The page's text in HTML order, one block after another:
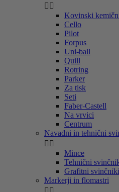
 
Kovinski
Cello
Pilot
Forpus
Uni-ball
Quill
Rotring
Parker
Za tisk
Seti
Faber-Castell
Na vrvici
Centrum
Navadni in tehnični
 
Mince
Tehnični
Grafitni svinčniki
Markerji in flomastri